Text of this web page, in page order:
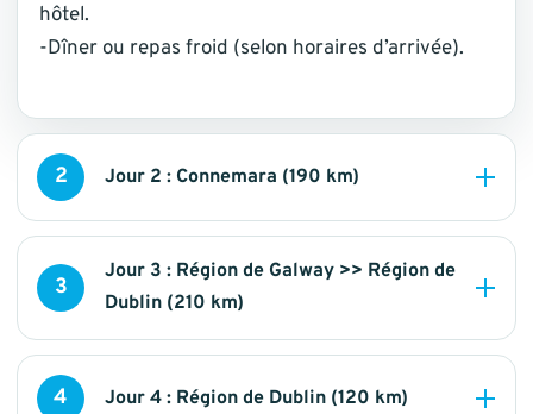
hôtel.
-Dîner ou repas froid (selon horaires d’arrivée).
2 Jour 2 : Connemara (190 km)
3
Jour 3 : Région de Galway >> Région de
Dublin (210 km)
4 Jour 4 : Région de Dublin (120 km)